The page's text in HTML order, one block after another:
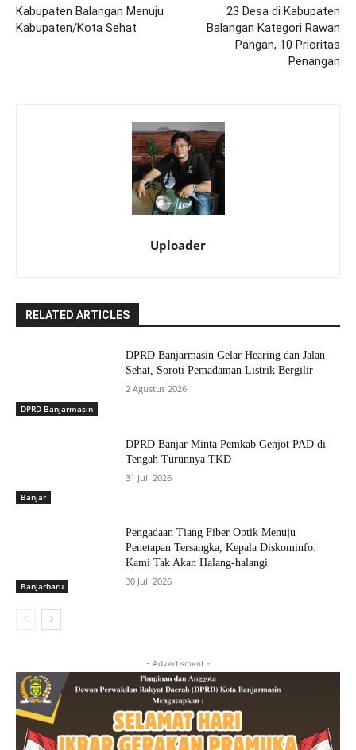
Kabupaten Balangan Menuju
Kabupaten/Kota Sehat
23 Desa di Kabupaten
Balangan Kategori Rawan
Pangan, 10 Prioritas
Penangan
Uploader
RELATED ARTICLES
DPRD Banjarmasin
DPRD Banjarmasin Gelar Hearing dan Jalan
Sehat, Soroti Pemadaman Listrik Bergilir
2 Agustus 2026
Banjar
DPRD Banjar Minta Pemkab Genjot PAD di
Tengah Turunnya TKD
31 Juli 2026
Banjarbaru
Pengadaan Tiang Fiber Optik Menuju
Penetapan Tersangka, Kepala Diskominfo:
Kami Tak Akan Halang-halangi
30 Juli 2026
- Advertisment -